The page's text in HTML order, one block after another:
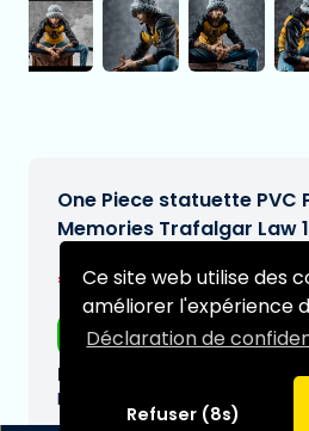
Ce site web utilise des
améliorer l'expérience
Déclaration de
Refuser (8s)
One Piece statuette PVC
Memories Trafalgar Law
€269,99[Sous réserve
Livraison gratuite
Date de livraison prévue:
N/A